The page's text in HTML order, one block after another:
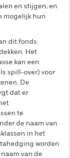
en stijgen, en
mogelijk hun
dit fonds
Het
kan een
spill-over) voor
De
dat er
te
de naam van
in het
worden
van de